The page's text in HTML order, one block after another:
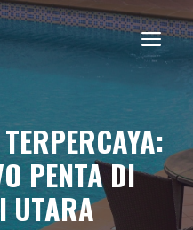
PENTA DI
UTARA